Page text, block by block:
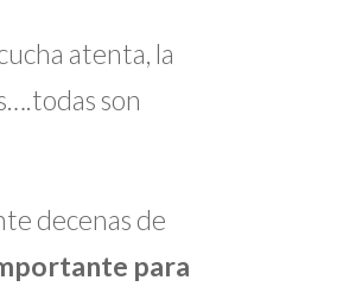
atenta, la
son
decenas de
para